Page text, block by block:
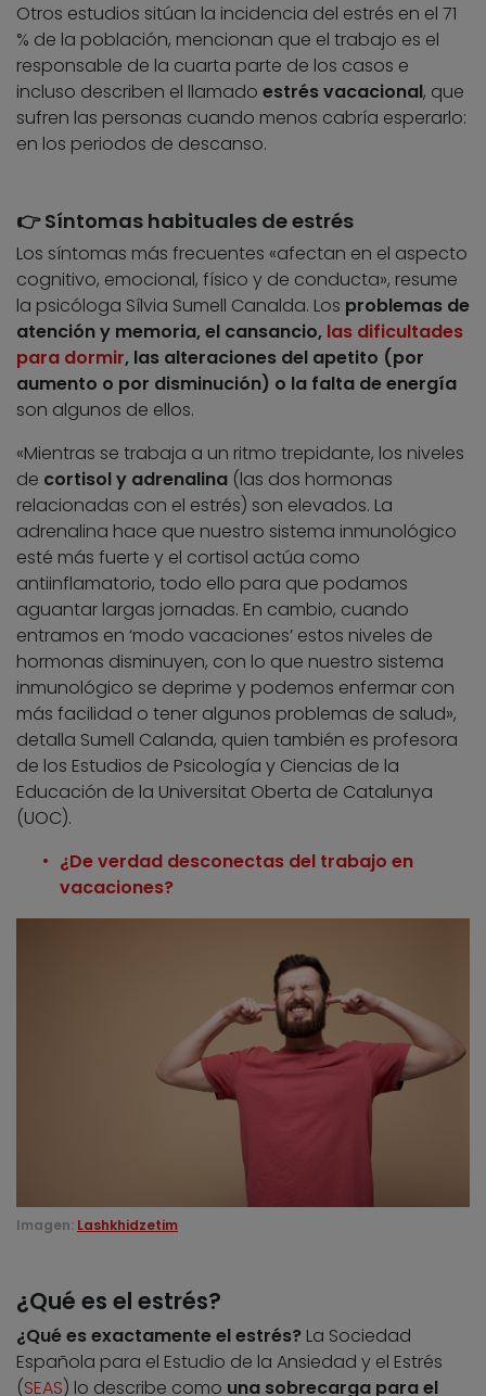
Otros estudios sitúan la incidencia del estrés en el 71
% de la población, mencionan que el trabajo es el
responsable de la cuarta parte de los casos e
incluso describen el llamado estrés vacacional, que
sufren las personas cuando menos cabría esperarlo:
en los periodos de descanso.
👉 Síntomas habituales de estrés
Los síntomas más frecuentes «afectan en el aspecto
cognitivo, emocional, físico y de conducta», resume
la psicóloga Sílvia Sumell Canalda. Los problemas de
atención y memoria, el cansancio, las dificultades
para dormir, las alteraciones del apetito (por
aumento o por disminución) o la falta de energía
son algunos de ellos.
«Mientras se trabaja a un ritmo trepidante, los niveles
de cortisol y adrenalina (las dos hormonas
relacionadas con el estrés) son elevados. La
adrenalina hace que nuestro sistema inmunológico
esté más fuerte y el cortisol actúa como
antiinflamatorio, todo ello para que podamos
aguantar largas jornadas. En cambio, cuando
entramos en ‘modo vacaciones’ estos niveles de
hormonas disminuyen, con lo que nuestro sistema
inmunológico se deprime y podemos enfermar con
más facilidad o tener algunos problemas de salud»,
detalla Sumell Calanda, quien también es profesora
de los Estudios de Psicología y Ciencias de la
Educación de la Universitat Oberta de Catalunya
(UOC).
¿De verdad desconectas del trabajo en
vacaciones?
Imagen: Lashkhidzetim
¿Qué es el estrés?
¿Qué es exactamente el estrés? La Sociedad
Española para el Estudio de la Ansiedad y el Estrés
(SEAS) lo describe como una sobrecarga para el